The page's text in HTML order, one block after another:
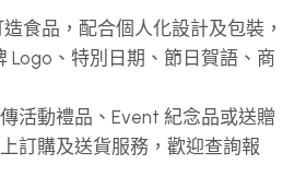
食品，配合個人化設計及包裝，
Logo、特別日期、節日賀語、商
活動禮品、Event 紀念品或送贈
訂購及送貨服務，歡迎查詢報